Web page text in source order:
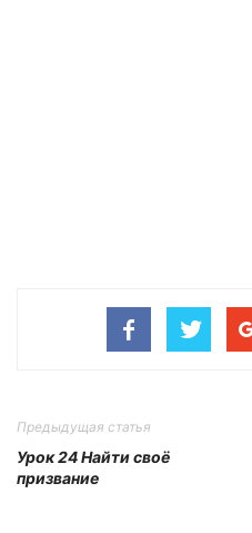
Предыдущая статья
Урок 24 Найти своё
призвание